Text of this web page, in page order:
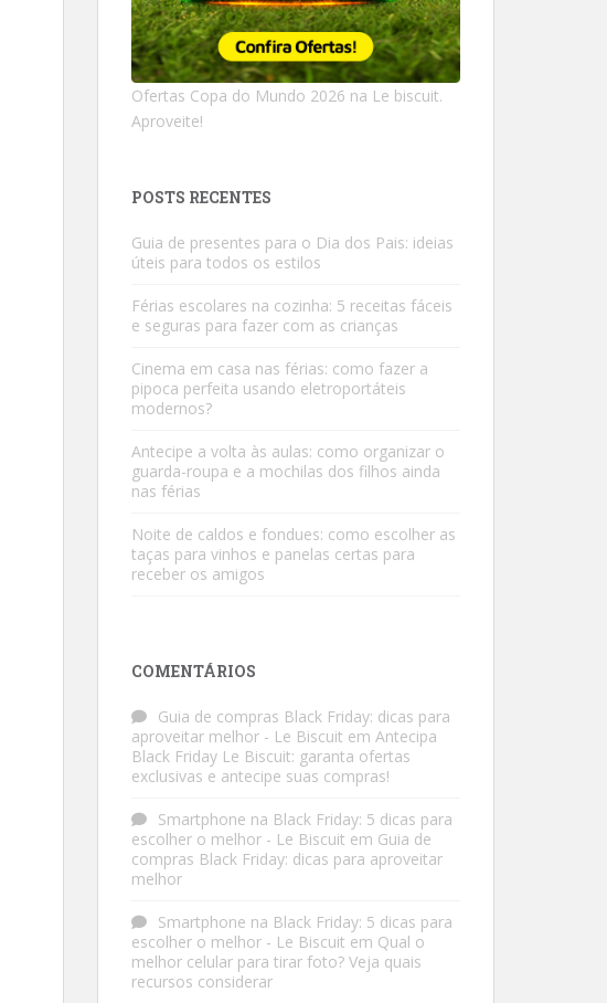
Ofertas Copa do Mundo 2026 na Le biscuit.
Aproveite!
POSTS RECENTES
Guia de presentes para o Dia dos Pais: ideias
úteis para todos os estilos
Férias escolares na cozinha: 5 receitas fáceis
e seguras para fazer com as crianças
Cinema em casa nas férias: como fazer a
pipoca perfeita usando eletroportáteis
modernos?
Antecipe a volta às aulas: como organizar o
guarda-roupa e a mochilas dos filhos ainda
nas férias
Noite de caldos e fondues: como escolher as
taças para vinhos e panelas certas para
receber os amigos
COMENTÁRIOS
Guia de compras Black Friday: dicas para
aproveitar melhor - Le Biscuit em Antecipa
Black Friday Le Biscuit: garanta ofertas
exclusivas e antecipe suas compras!
Smartphone na Black Friday: 5 dicas para
escolher o melhor - Le Biscuit em Guia de
compras Black Friday: dicas para aproveitar
melhor
Smartphone na Black Friday: 5 dicas para
escolher o melhor - Le Biscuit em Qual o
melhor celular para tirar foto? Veja quais
recursos considerar